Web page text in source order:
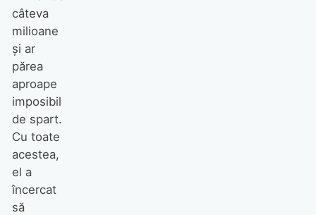
câteva
milioane
și ar
părea
aproape
imposibil
de spart.
Cu toate
acestea,
el a
încercat
să